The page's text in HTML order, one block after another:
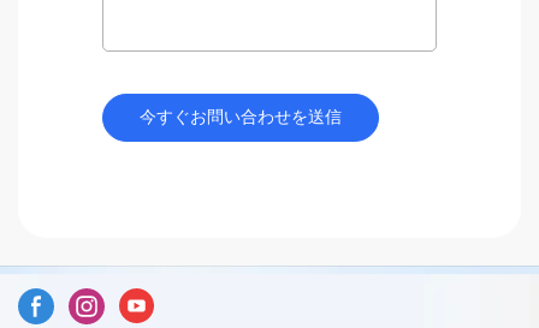
今すぐお問い合わせを送信